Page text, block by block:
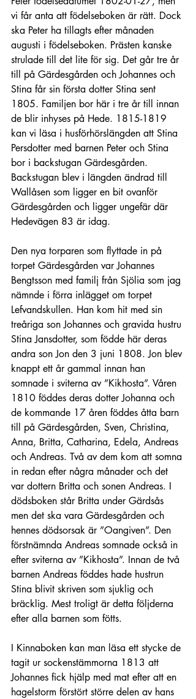
vi får anta att födelseboken är rätt. Dock
ska Peter ha tillagts efter månaden
augusti i födelseboken. Prästen kanske
strulade till det lite för sig. Det går tre år
till på Gärdesgården och Johannes och
Stina får sin första dotter Stina sent
1805. Familjen bor här i tre år till innan
de blir inhyses på Hede. 1815-1819
kan vi läsa i husförhörslängden att Stina
Persdotter med barnen Peter och Stina
bor i backstugan Gärdesgården.
Backstugan blev i längden ändrad till
Wallåsen som ligger en bit ovanför
Gärdesgården och ligger ungefär där
Hedevägen 83 är idag.
Den nya torparen som flyttade in på
torpet Gärdesgården var Johannes
Bengtsson med familj från Sjölia som jag
nämnde i förra inlägget om torpet
Lefvandskullen. Han kom hit med sin
treåriga son Johannes och gravida hustru
Stina Jansdotter, som födde här deras
andra son Jon den 3 juni 1808. Jon blev
knappt ett år gammal innan han
somnade i sviterna av ”Kikhosta”. Våren
1810 föddes deras dotter Johanna och
de kommande 17 åren föddes åtta barn
till på Gärdesgården, Sven, Christina,
Anna, Britta, Catharina, Edela, Andreas
och Andreas. Två av dem kom att somna
in redan efter några månader och det
var dottern Britta och sonen Andreas. I
dödsboken står Britta under Gärdsås
men det ska vara Gärdesgården och
hennes dödsorsak är ”Oangiven”. Den
förstnämnda Andreas somnade också in
efter sviterna av ”Kikhosta”. Innan de två
barnen Andreas föddes hade hustrun
Stina blivit skriven som sjuklig och
bräcklig. Mest troligt är detta följderna
efter alla barnen som fötts.
I Kinnaboken kan man läsa ett stycke de
tagit ur sockenstämmorna 1813 att
Johannes fick hjälp med mat efter att en
hagelstorm förstört större delen av hans